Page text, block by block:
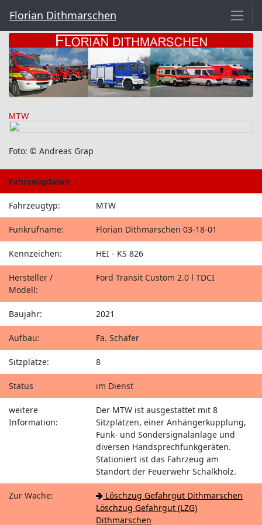
Florian Dithmarschen
MTW
Foto: © Andreas Grap
Fahrzeugdaten
Fahrzeugtyp: MTW
Funkrufname: Florian Dithmarschen 03-18-01
Kennzeichen: HEI - KS 826
Hersteller /
Modell:
Ford Transit Custom 2.0 l TDCI
Baujahr: 2021
Aufbau: Fa. Schäfer
Sitzplätze: 8
Status im Dienst
weitere
Information:
Der MTW ist ausgestattet mit 8
Sitzplätzen, einer Anhängerkupplung,
Funk- und Sondersignalanlage und
diversen Handsprechfunkgeräten.
Stationiert ist das Fahrzeug am
Standort der Feuerwehr Schalkholz.
Zur Wache:
Löschzug Gefahrgut Dithmarschen
Löschzug Gefahrgut (LZG)
Dithmarschen